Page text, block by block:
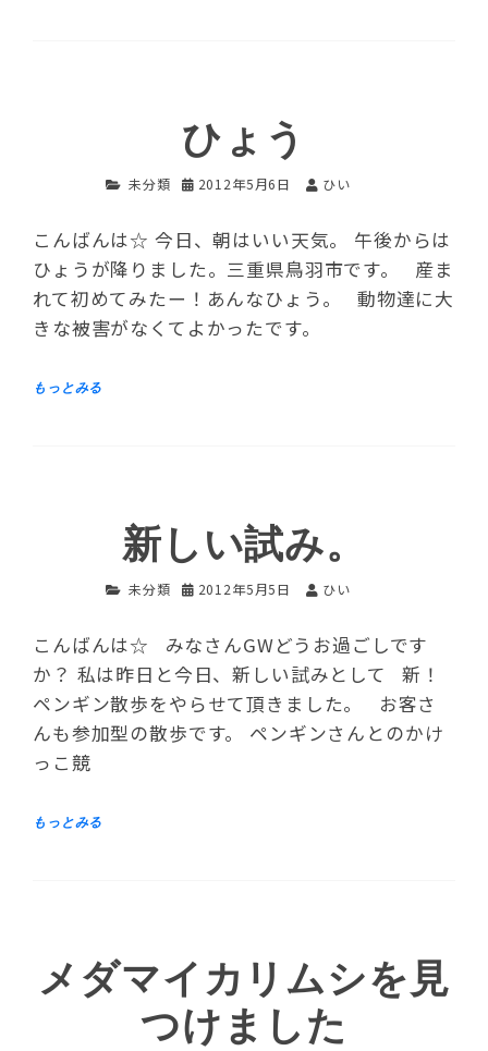
ひょう
未分類 2012年5月6日 ひい
こんばんは☆ 今日、朝はいい天気。 午後からは
ひょうが降りました。三重県鳥羽市です。 産ま
れて初めてみたー！あんなひょう。 動物達に大
きな被害がなくてよかったです。
新しい試み。
未分類 2012年5月5日 ひい
こんばんは☆ みなさんGWどうお過ごしです
か？ 私は昨日と今日、新しい試みとして 新！
ペンギン散歩をやらせて頂きました。 お客さ
んも参加型の散歩です。 ペンギンさんとのかけ
っこ競
メダマイカリムシを見
つけました